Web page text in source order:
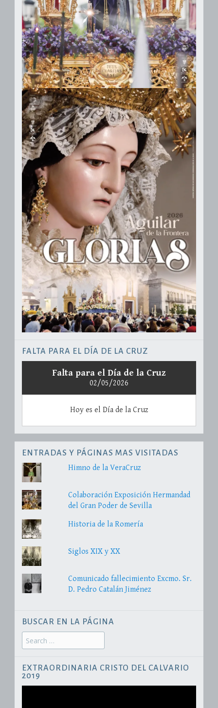
FALTA PARA EL DÍA DE LA CRUZ
Falta para el Día de la Cruz
02/05/2026
Hoy es el Día de la Cruz
ENTRADAS Y PÁGINAS MAS VISITADAS
Himno de la VeraCruz
Colaboración Exposición Hermandad
del Gran Poder de Sevilla
Historia de la Romería
Siglos XIX y XX
Comunicado fallecimiento Excmo. Sr.
D. Pedro Catalán Jiménez
BUSCAR EN LA PÁGINA
Search
for:
EXTRAORDINARIA CRISTO DEL CALVARIO
2019